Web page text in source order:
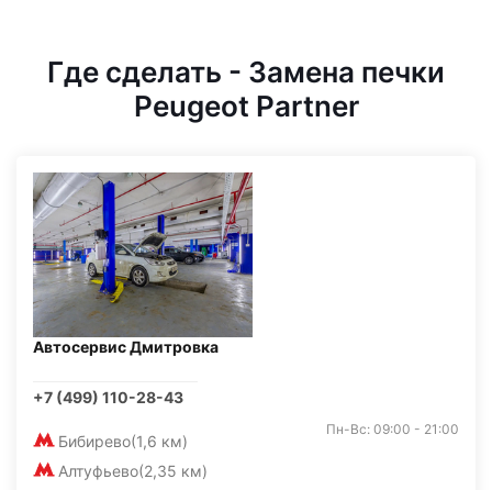
Где сделать - Замена печки
Peugeot Partner
Автосервис Дмитровка
+7 (499) 110-28-43
Бибирево(1,6 км)
Алтуфьево(2,35 км)
Пн-Вс: 09:00 - 21:00